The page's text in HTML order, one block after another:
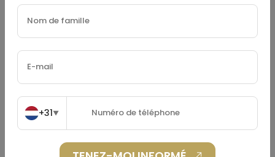
+31▼
Taxe Foncière(€)
Assurance Habitation(€)